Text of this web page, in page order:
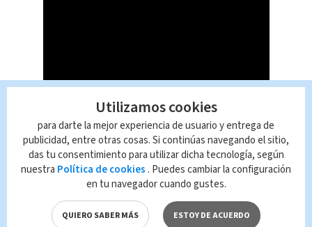
Cuando se trabajan horas extra en
este feriado,se deben pagar a tiempo
y medio doble, es de decir pago triple.
Utilizamos cookies
para darte la mejor experiencia de usuario y entrega de
publicidad, entre otras cosas. Si continúas navegando el sitio,
das tu consentimiento para utilizar dicha tecnología, según
nuestra Política de cookies . Puedes cambiar la configuración
en tu navegador cuando gustes.
QUIERO SABER MÁS ESTOY DE ACUERDO